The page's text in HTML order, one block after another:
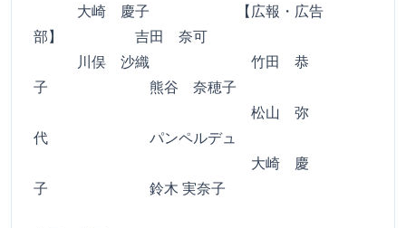
大崎 慶子 【広報・広告
部】 吉田 奈可
川俣 沙織 竹田 恭
子 熊谷 奈穂子
松山 弥
代 パンペルデュ
大崎 慶
子 鈴木 実奈子